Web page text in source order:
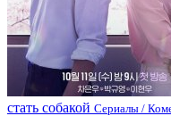
стать собакой Сериалы /